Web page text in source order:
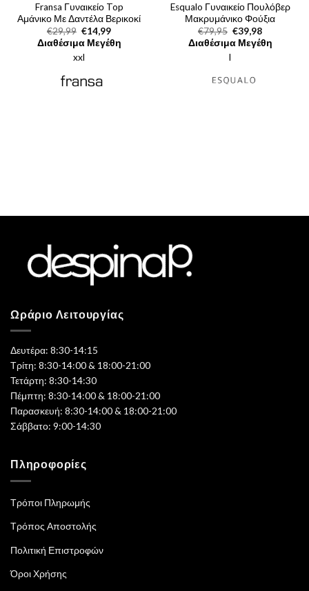
Fransa Γυναικείο Top
Αμάνικο Με Δαντέλα Βερικοκί
€29,99 Original
price
was:
€29,99.
€14,99Η
τρέχουσα
τιμή
Διαθέσιμα Μεγέθη
xxl
Esqualo Γυναικείο Πουλόβερ
Μακρυμάνικο Φούξια
€79,95 Original
price
was:
€39,98Η
τρέχουσα
τιμή
Διαθέσιμα Μεγέθη
l
Ωράριο Λειτουργίας
Δευτέρα: 8:30-14:15
Τρίτη: 8:30-14:00 & 18:00-21:00
Τετάρτη: 8:30-14:30
Πέμπτη: 8:30-14:00 & 18:00-21:00
Παρασκευή: 8:30-14:00 & 18:00-21:00
Σάββατο: 9:00-14:30
Πληροφορίες
Τρόποι Πληρωμής
Τρόπος Αποστολής
Πολιτική Επιστροφών
Όροι Χρήσης